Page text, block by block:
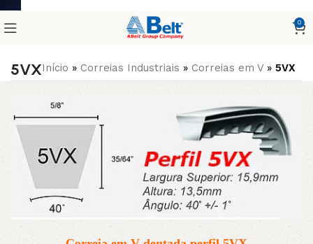
0
5VXInício » Correias Industriais » Correias em V »5VX